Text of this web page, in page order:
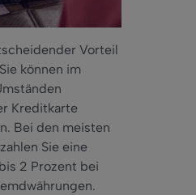
Vorteil
können im
Kreditkarte
Bei den meisten
Sie eine
2 Prozent bei